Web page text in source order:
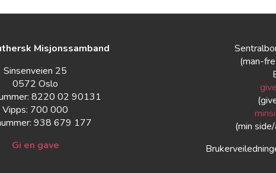
Misjonssamband
Sinsenveien 25
0572 Oslo
8220 02 90131
Vipps: 700 000
938 679 177
Gi en gave
(man-
(min